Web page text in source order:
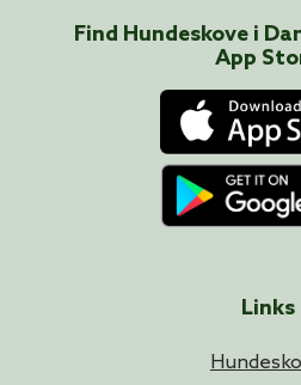
Links
Find Hundeskove i
App